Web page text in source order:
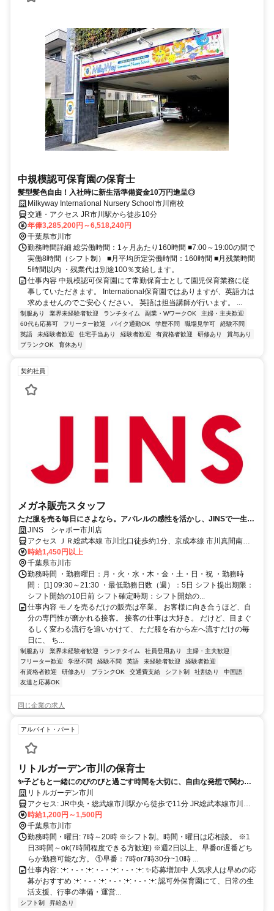
中規模認可保育園の保育士
髪型髪色自由！入社時に新生活準備資金10万円進呈◎
Milkyway International Nursery School市川南校
交通・アクセス JR市川駅から徒歩10分
年俸3,285,200円～6,518,240円
千葉県市川市
勤務時間詳細 総労働時間：1ヶ月あたり160時間 ■7:00～19:00の間で
実働8時間（シフト制） ■月平均所定労働時間：160時間 ■月残業時間
5時間以内 ・残業代は別途100％支給します。
仕事内容 中規模認可保育園にて常勤保育士として園児保育業務に従
事していただきます。 International保育園ではありますが、英語力は
求めませんのでご安心ください。 英語は担当講師が行います。 ...
制服あり 業界未経験者歓迎 ランチタイム 副業・WワークOK
主婦・主夫歓迎
60代も応募可
フリーター歓迎 バイク通勤OK 学歴不問 職場見学可
経験不問
英語
未経験者歓迎 住宅手当あり 経験者歓迎 有資格者歓迎 研修あり
賞与あり
ブランクOK
育休あり
契約社員
メガネ販売スタッフ
ただ服を売る毎日にさよなら。アパレルの感性を活かし、JINSで一生モ
ノの「専門技術職」へ。
JINS シャポー市川店
アクセス ＪＲ総武本線 市川北口徒歩約1分、京成本線 市川真間南口
徒歩約8分、京成本線 国府台徒歩約15分 「市川駅」直結
時給1,450円以上
千葉県市川市
勤務時間 ・勤務曜日：月・火・水・木・金・土・日・祝 ・勤務時
間： [1] 09:30～21:30 ・最低勤務日数（週）：5日 シフト提出期限：
シフト開始の10日前 シフト確定時期：シフト開始の...
仕事内容 モノを売るだけの販売は卒業。 お客様に向き合うほど、自
分の専門性が磨かれる接客。 接客の仕事は大好き。 だけど、目まぐ
るしく変わる流行を追いかけて、 ただ服を右から左へ流すだけの毎
日に、 ち...
制服あり 業界未経験者歓迎 ランチタイム 社員登用あり
主婦・主夫歓迎
フリーター歓迎
学歴不問 経験不問 英語 未経験者歓迎
経験者歓迎
有資格者歓迎
研修あり ブランクOK 交通費支給 シフト制 社割あり
中国語
友達と応募OK
同じ企業の求人
アルバイト・パート
リトルガーデン市川の保育士
✨子どもと一緒にのびのびと過ごす時間を大切に、自由な発想で関われ
る保育です。
リトルガーデン市川
アクセス: JR中央・総武線市川駅から徒歩で11分 JR総武本線市川駅
から徒歩で11分 京成本線市川真間駅から徒歩で19分
時給1,200円～1,500円
千葉県市川市
勤務時間・曜日: 7時～20時 ※シフト制。時間・曜日は応相談。 ※1
日3時間～ok(7時間程度できる方歓迎) ※週2日以上、早番or遅番どち
らか勤務可能な方。 ①早番：7時or7時30分~10時 ...
仕事内容: :+:・-・:+:・-・:+:・-・:+: ✨応募増加中 人気求人は早めの応
募がおすすめ :+:・-・:+:・-・:+:・-・:+: 認可外保育園にて、日常の生
活支援、行事の準備・運営...
シフト制 昇給あり